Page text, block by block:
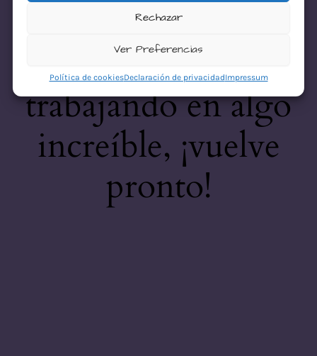
Rechazar
Ver Preferencias
Política de cookiesDeclaración de privacidadImpressum
¡Disculpa este
desastre! Estamos
trabajando en algo
increíble, ¡vuelve
pronto!